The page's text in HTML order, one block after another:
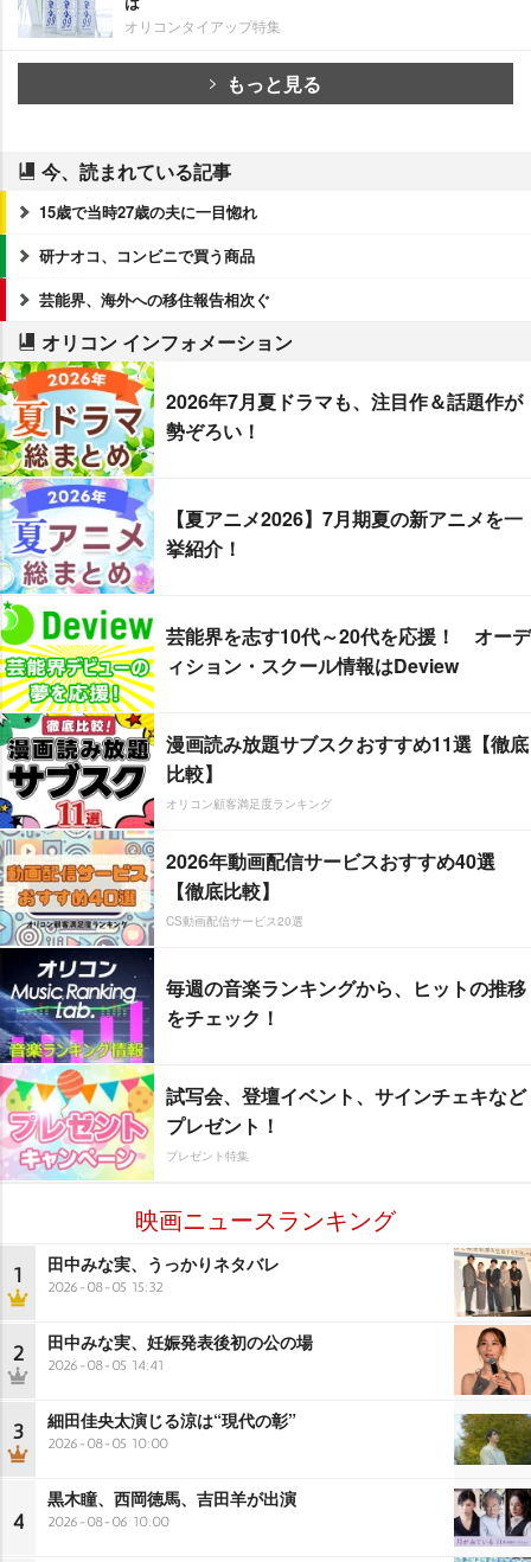
オリコンタイアップ特集
もっと見る
今、読まれている記事
15歳で当時27歳の夫に一目惚れ
研ナオコ、コンビニで買う商品
芸能界、海外への移住報告相次ぐ
オリコン インフォメーション
2026年7月夏ドラマも、注目作＆話題作が
勢ぞろい！
【夏アニメ2026】7月期夏の新アニメを一
挙紹介！
芸能界を志す10代～20代を応援！ オーデ
ィション・スクール情報はDeview
漫画読み放題サブスクおすすめ11選【徹底
比較】
オリコン顧客満足度ランキング
2026年動画配信サービスおすすめ40選
【徹底比較】
CS動画配信サービス20選
毎週の音楽ランキングから、ヒットの推移
をチェック！
試写会、登壇イベント、サインチェキなど
プレゼント！
プレゼント特集
映画ニュースランキング
1 田中みな実、うっかりネタバレ
2026-08-05 15:32
2 田中みな実、妊娠発表後初の公の場
2026-08-05 14:41
3 細田佳央太演じる涼は“現代の彰”
2026-08-05 10:00
4
黒木瞳、西岡徳馬、吉田羊が出演
2026-08-06 10:00